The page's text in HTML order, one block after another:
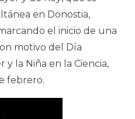
en Donostia,
el inicio de una
motivo del Día
la Niña en la Ciencia,
febrero.